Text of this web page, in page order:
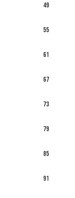
49
55
61
67
73
79
85
91